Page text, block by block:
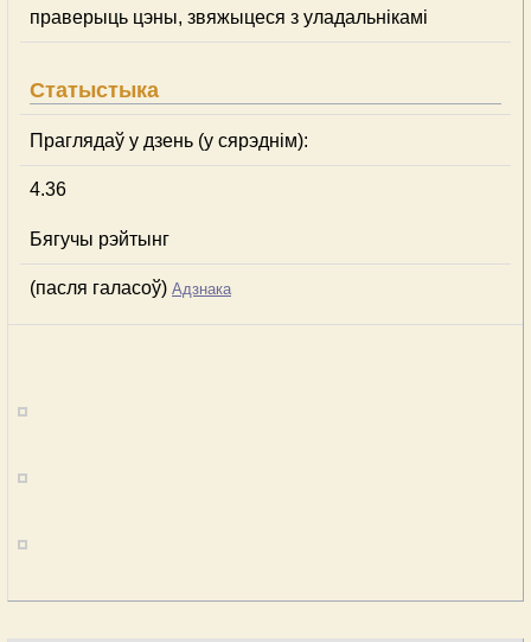
праверыць цэны, звяжыцеся з уладальнікамі
Статыстыка
Праглядаў у дзень (у сярэднім):
4.36
Бягучы рэйтынг
(пасля галасоў) Адзнака